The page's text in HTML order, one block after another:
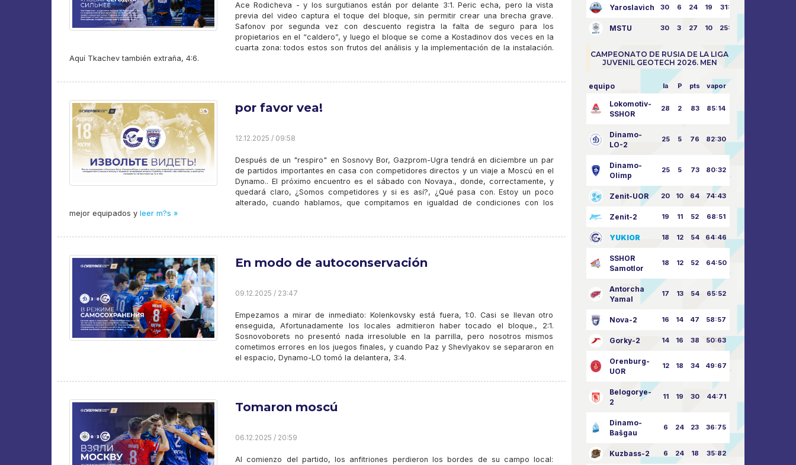
Ace Rodicheva - y los surgutianos están por delante 3:1. Peric echa, pero la vista
previa del video captura el toque del bloque, sin permitir crear una brecha grave.
Safonov por segunda vez con descuento registra la falta de seguro para los
propietarios en el “caldero”, y luego el bloque se come a Kostadinov dos veces en la
cuarta zona: todos estos son frutos del análisis y la implementación de la instalación.
Aquí Tkachev también extraña, 4:6.
por favor vea!
12.12.2025 / 09:58
Después de un "respiro" en Sosnovy Bor, Gazprom-Ugra tendrá en diciembre un par
de partidos importantes en casa con competidores directos y un viaje a Moscú en el
Dynamo.. El próximo encuentro es el sábado con Novaya., donde, correctamente, y
quedará claro, ¿Somos competidores y si es así?, ¿Qué pasa con. Estoy un poco
alterado, cuando hablamos, que compitamos en igualdad de condiciones con los
mejor equipados y leer m?s »
En modo de autoconservación
09.12.2025 / 23:47
Empezamos a mirar de inmediato: Kolenkovsky está fuera, 1:0. Casi se llevan otro
enseguida, Afortunadamente los locales admitieron haber tocado el bloque., 2:1.
Sosnovoborets no presentó nada irresoluble en la parrilla, pero nosotros mismos
cometimos errores en los juegos finales, y cuando Paz y Shevlyakov se separaron en
el espacio, Dynamo-LO tomó la delantera, 3:4.
Tomaron moscú
06.12.2025 / 20:59
Al comienzo del partido, los anfitriones perdieron los bordes de su campo local:
Yaroslavich 30 6 24 19 31:80
MSTU 30 3 27 10 25:87
CAMPEONATO DE RUSIA DE LA LIGA
JUVENIL GEOTECH 2026. MEN
equipo la P pts vapor
Lokomotiv-
SSHOR
28 2 83 85:14
Dinamo-
LO-2
25 5 76 82:30
Dinamo-
Olimp
25 5 73 80:32
Zenit-UOR 20 10 64 74:43
Zenit-2 19 11 52 68:51
YUKIOR 18 12 54 64:46
SSHOR
Samotlor
18 12 52 64:50
Antorcha
Yamal
17 13 54 65:52
Nova-2 16 14 47 58:57
Gorky-2 14 16 38 50:63
Orenburg-
UOR
12 18 34 49:67
Belogorye-
2
11 19 30 44:71
Dinamo-
Bašgau
6 24 23 36:75
Kuzbass-2 6 24 18 35:82